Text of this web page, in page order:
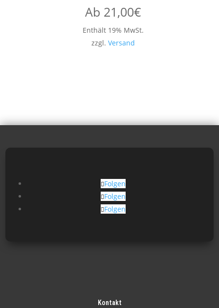
Ab 21,00€
Enthält 19% MwSt.
zzgl. Versand
Folgen
Folgen
Folgen
Kontakt